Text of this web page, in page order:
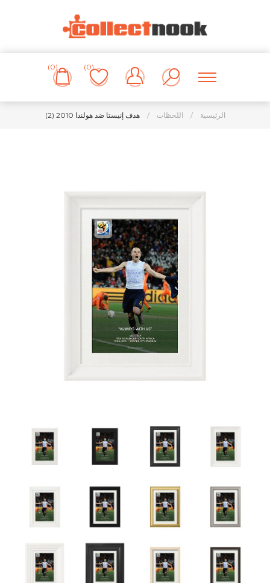
(0)
(0)
الرئيسية / اللحظات / هدف إنيستا ضد هولندا 2010 (2)